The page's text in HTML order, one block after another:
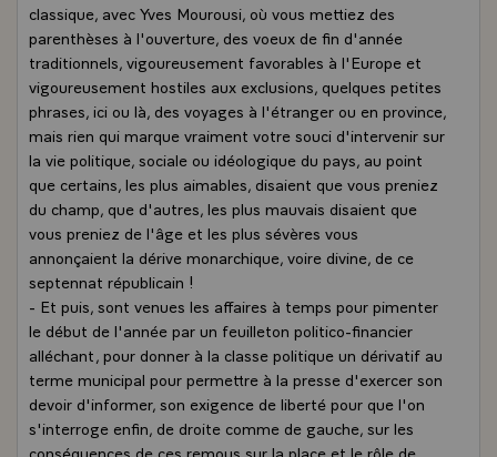
classique, avec Yves Mourousi, où vous mettiez des
parenthèses à l'ouverture, des voeux de fin d'année
traditionnels, vigoureusement favorables à l'Europe et
vigoureusement hostiles aux exclusions, quelques petites
phrases, ici ou là, des voyages à l'étranger ou en province,
mais rien qui marque vraiment votre souci d'intervenir sur
la vie politique, sociale ou idéologique du pays, au point
que certains, les plus aimables, disaient que vous preniez
du champ, que d'autres, les plus mauvais disaient que
vous preniez de l'âge et les plus sévères vous
annonçaient la dérive monarchique, voire divine, de ce
septennat républicain !
- Et puis, sont venues les affaires à temps pour pimenter
le début de l'année par un feuilleton politico-financier
alléchant, pour donner à la classe politique un dérivatif au
terme municipal pour permettre à la presse d'exercer son
devoir d'informer, son exigence de liberté pour que l'on
s'interroge enfin, de droite comme de gauche, sur les
conséquences de ces remous sur la place et le rôle de